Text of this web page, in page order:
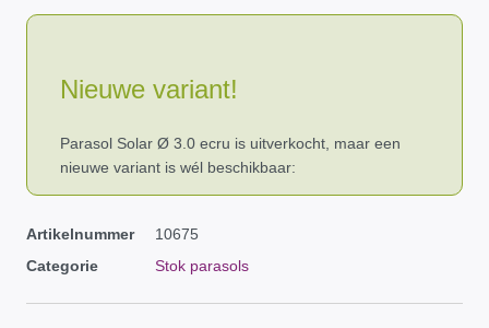
Nieuwe variant!
Parasol Solar Ø 3.0 ecru is uitverkocht, maar een
nieuwe variant is wél beschikbaar:
Artikelnummer
10675
Categorie
Stok parasols